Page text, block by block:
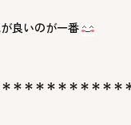
良いのが一番
＊＊＊＊＊＊＊＊＊＊